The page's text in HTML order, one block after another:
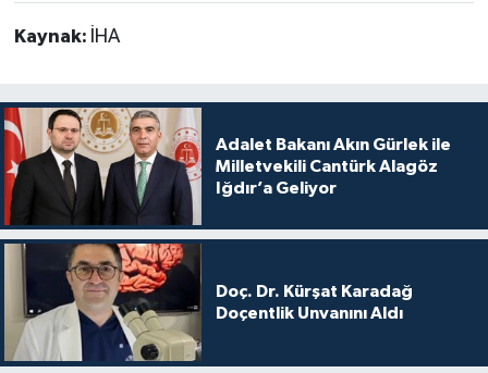
Kaynak: İHA
Adalet Bakanı Akın Gürlek ile
Milletvekili Cantürk Alagöz
Iğdır’a Geliyor
Doç. Dr. Kürşat Karadağ
Doçentlik Unvanını Aldı